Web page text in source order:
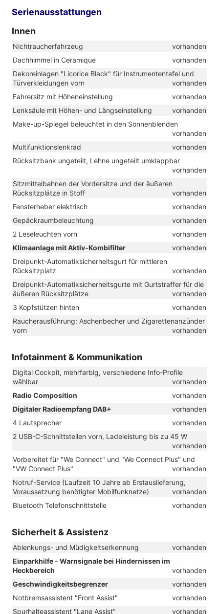
Serienausstattungen
Innen
Nichtraucherfahrzeug
vorhanden
Dachhimmel in Ceramique
vorhanden
Dekoreinlagen "Licorice Black" für Instrumententafel und
Türverkleidungen vorn
vorhanden
Fahrersitz mit Höheneinstellung
vorhanden
Lenksäule mit Höhen- und Längseinstellung
vorhanden
Make-up-Spiegel beleuchtet in den Sonnenblenden
vorhanden
Multifunktionslenkrad
vorhanden
Rücksitzbank ungeteilt, Lehne ungeteilt umklappbar
vorhanden
Sitzmittelbahnen der Vordersitze und der äußeren
Rücksitzplätze in Stoff
vorhanden
Fensterheber elektrisch
vorhanden
Gepäckraumbeleuchtung
vorhanden
2 Leseleuchten vorn
vorhanden
Klimaanlage mit Aktiv-Kombifilter
vorhanden
Dreipunkt-Automatiksicherheitsgurt für mittleren
Rücksitzplatz
vorhanden
Dreipunkt-Automatiksicherheitsgurte mit Gurtstraffer für die
äußeren Rücksitzplätze
vorhanden
3 Kopfstützen hinten
vorhanden
Raucherausführung: Aschenbecher und Zigarettenanzünder
vorn
vorhanden
Infotainment & Kommunikation
Digital Cockpit, mehrfarbig, verschiedene Info-Profile
wählbar
vorhanden
Radio Composition
vorhanden
Digitaler Radioempfang DAB+
vorhanden
4 Lautsprecher
vorhanden
2 USB-C-Schnittstellen vorn, Ladeleistung bis zu 45 W
vorhanden
Vorbereitet für "We Connect" und "We Connect Plus" und
"VW Connect Plus"
vorhanden
Notruf-Service (Laufzeit 10 Jahre ab Erstauslieferung,
Voraussetzung benötigter Mobilfunknetze)
vorhanden
Bluetooth Telefonschnittstelle
vorhanden
Sicherheit & Assistenz
Ablenkungs- und Müdigkeitserkennung
vorhanden
Einparkhilfe - Warnsignale bei Hindernissen im
Heckbereich
vorhanden
Geschwindigkeitsbegrenzer
vorhanden
Notbremsassistent "Front Assist"
vorhanden
Spurhalteassistent "Lane Assist"
vorhanden